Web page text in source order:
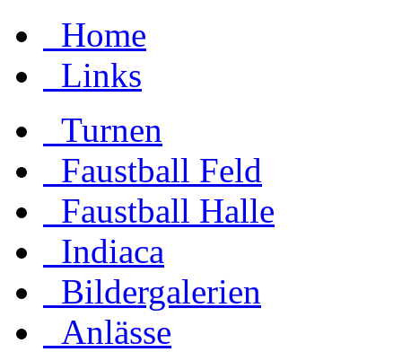
Home
Links
Turnen
Faustball Feld
Faustball Halle
Indiaca
Bildergalerien
Anlässe